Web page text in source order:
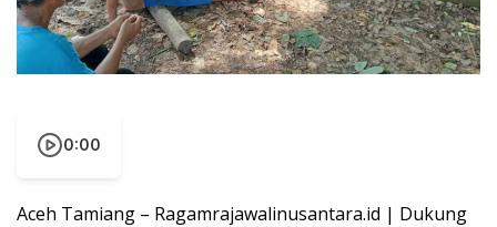
0:00
Aceh Tamiang – Ragamrajawalinusantara.id | Dukung